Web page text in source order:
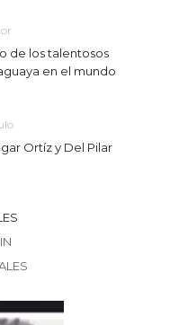
de los talentosos
en el mundo
Ortíz y Del Pilar